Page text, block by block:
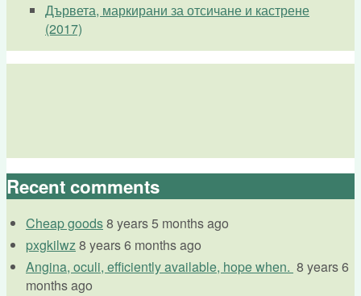
Дървета, маркирани за отсичане и кастрене
(2017)
Recent comments
Cheap goods8 years 5 months ago
pxgkilwz8 years 6 months ago
Angina, oculi, efficiently available, hope when. 8 years 6
months ago